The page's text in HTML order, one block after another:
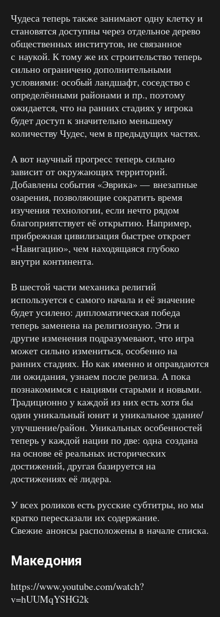
Чудеса теперь также занимают одну клетку и
становятся доступны через отдельное дерево
общественных институтов, не связанное
с наукой. К тому же их строительство теперь
сильно ограничено дополнительными
условиями: особый ландшафт, соседство с
определёнными районами и пр., поэтому
ожидается, что на ранних стадиях у игрока
будет доступ к значительно меньшему
количеству Чудес, чем в предыдущих частях.
А вот научный прогресс теперь сильно
зависит от окружающих территорий.
Добавлены события «Эврика» — внезапные
озарения, позволяющие сократить время
изучения технологии, если нечто рядом
благоприятствует её открытию. Например,
прибрежная цивилизация быстрее откроет
«Навигацию», чем находящаяся глубоко
внутри континента.
В шестой части механика религий
используется с самого начала и её значение
будет усилено: дипломатическая победа
теперь заменена на религиозную. Эти и
другие изменения подразумевают, что игра
может сильно измениться, особенно на
ранних стадиях. Но как именно и оправдаются
ли ожидания, узнаем после релиза. А пока
познакомимся с нациями старыми и новыми.
Традиционно у каждой из них есть хотя бы
один уникальный юнит и уникальное здание/
улучшение/район. Уникальных особенностей
теперь у каждой нации по две: одна создана
на основе её реальных исторических
достижений, другая базируется на
достижениях её лидера.
У всех роликов есть русские субтитры, но мы
кратко пересказали их содержание.
Свежие анонсы расположены в начале списка.
Македония
https://www.youtube.com/watch?
v=hUUMqYSHG2k